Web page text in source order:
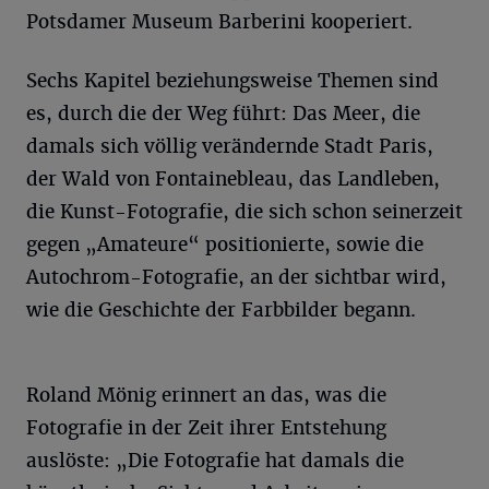
Potsdamer Museum Barberini kooperiert.
Sechs Kapitel beziehungsweise Themen sind
es, durch die der Weg führt: Das Meer, die
damals sich völlig verändernde Stadt Paris,
der Wald von Fontainebleau, das Landleben,
die Kunst-Fotografie, die sich schon seinerzeit
gegen „Amateure“ positionierte, sowie die
Autochrom-Fotografie, an der sichtbar wird,
wie die Geschichte der Farbbilder begann.
Roland Mönig erinnert an das, was die
Fotografie in der Zeit ihrer Entstehung
auslöste: „Die Fotografie hat damals die